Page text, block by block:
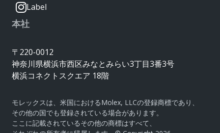
Label
本社
〒220-0012
神奈川県横浜市西区みなとみらい3丁目3番3号
横浜コネクトスクエア 18階
モレックスは、米国におけるMolex, LLCの登録商標であり、
その他の国でも登録されている場合があります。
ここに記載されているその他の商標はすべて、